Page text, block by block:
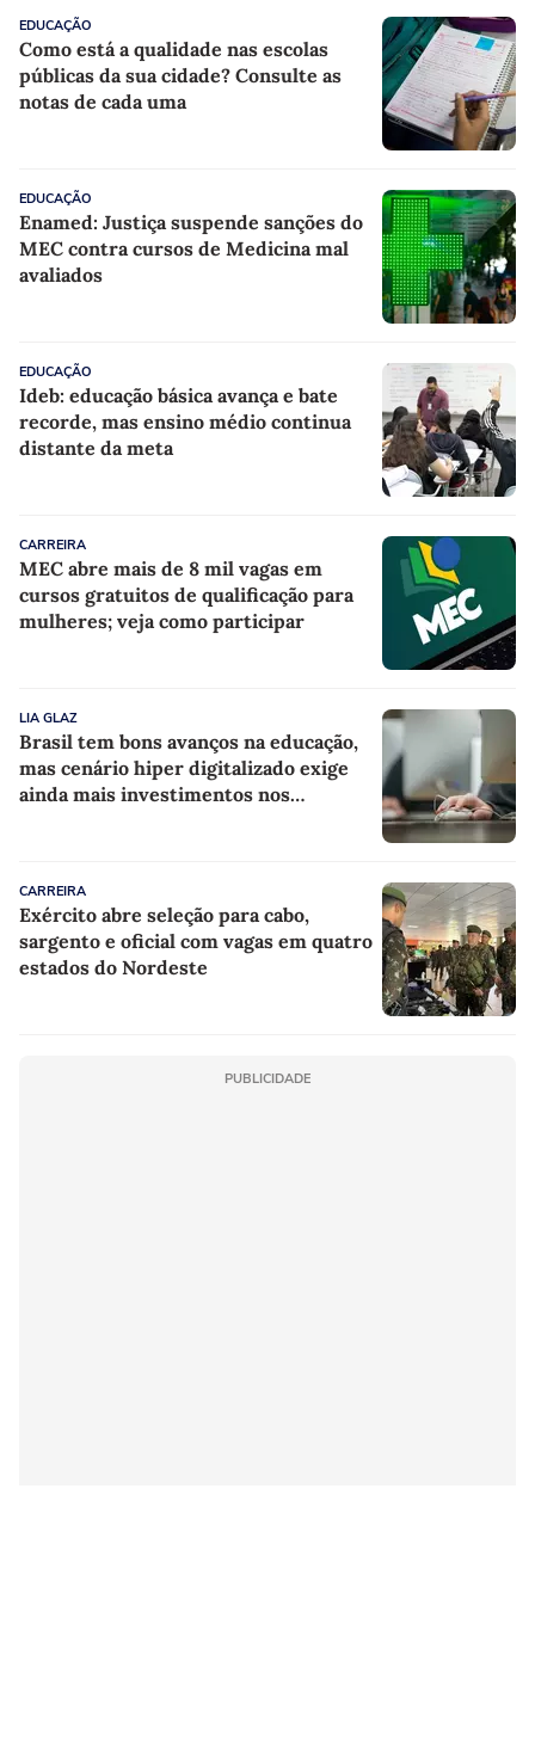
EDUCAÇÃO
Como está a qualidade nas escolas
públicas da sua cidade? Consulte as
notas de cada uma
EDUCAÇÃO
Enamed: Justiça suspende sanções do
MEC contra cursos de Medicina mal
avaliados
EDUCAÇÃO
Ideb: educação básica avança e bate
recorde, mas ensino médio continua
distante da meta
CARREIRA
MEC abre mais de 8 mil vagas em
cursos gratuitos de qualificação para
mulheres; veja como participar
LIA GLAZ
Brasil tem bons avanços na educação,
mas cenário hiper digitalizado exige
ainda mais investimentos nos
CARREIRA
Exército abre seleção para cabo,
sargento e oficial com vagas em quatro
estados do Nordeste
PUBLICIDADE